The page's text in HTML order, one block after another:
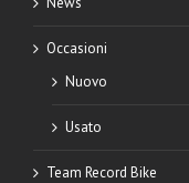
Occasioni
Nuovo
Usato
Team Record Bike